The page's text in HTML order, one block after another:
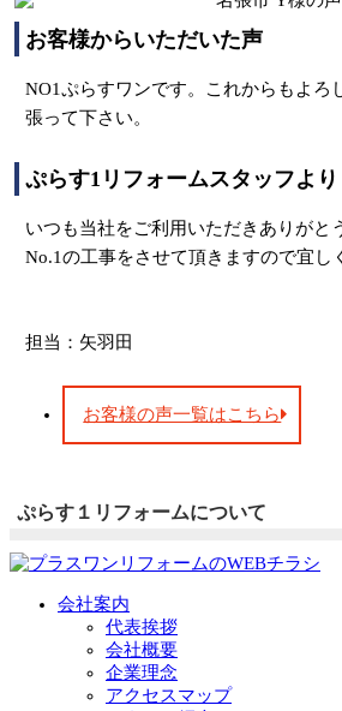
お客様からいただいた声
NO1ぷらすワンです。これからもよろ
張って下さい。
ぷらす1リフォームスタッフより
いつも当社をご利用いただきありがと
No.1の工事をさせて頂きますので宜し
担当：矢羽田
お客様の声一覧はこちら
ぷらす１リフォームについて
会社案内
代表挨拶
会社概要
企業理念
アクセスマップ